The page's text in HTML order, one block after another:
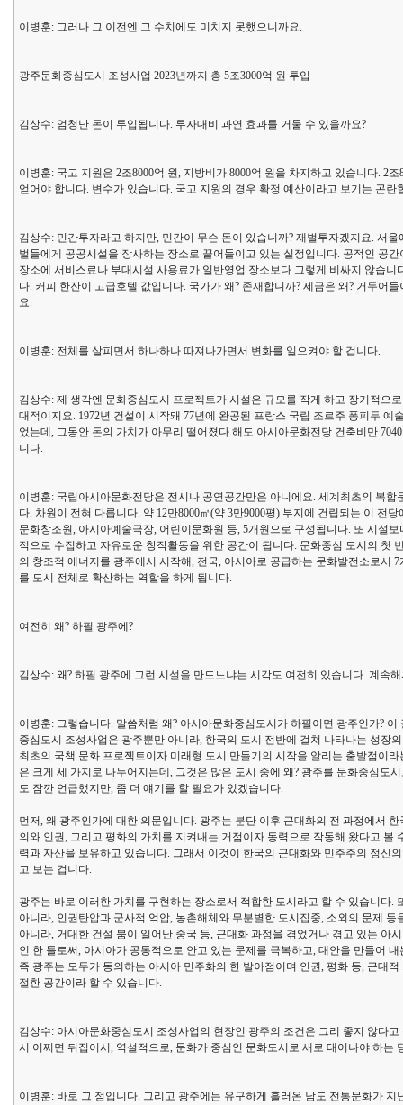
이병훈: 그러나 그 이전엔 그 수치에도 미치지 못했으니까요.
광주문화중심도시 조성사업 2023년까지 총 5조3000억 원 투입
김상수: 엄청난 돈이 투입됩니다. 투자대비 과연 효과를 거둘 수 있을까요?
이병훈: 국고 지원은 2조8000억 원, 지방비가 8000억 원을 차지하고 있습니다. 2
얻어야 합니다. 변수가 있습니다. 국고 지원의 경우 확정 예산이라고 보기는 곤란
김상수: 민간투자라고 하지만, 민간이 무슨 돈이 있습니까? 재벌투자겠지요. 서
벌들에게 공공시설을 장사하는 장소로 끌어들이고 있는 실정입니다. 공적인 공
장소에 서비스료나 부대시설 사용료가 일반영업 장소보다 그렇게 비싸지 않습
다. 커피 한잔이 고급호텔 값입니다. 국가가 왜? 존재합니까? 세금은 왜? 거두어
요.
이병훈: 전체를 살피면서 하나하나 따져나가면서 변화를 일으켜야 할 겁니다.
김상수: 제 생각엔 문화중심도시 프로젝트가 시설은 규모를 작게 하고 장기적으
대적이지요. 1972년 건설이 시작돼 77년에 완공된 프랑스 국립 조르주 퐁피두 예
었는데, 그동안 돈의 가치가 아무리 떨어졌다 해도 아시아문화전당 건축비만
니다.
이병훈: 국립아시아문화전당은 전시나 공연공간만은 아니에요. 세계최초의 복
다. 차원이 전혀 다릅니다. 약 12만8000㎡(약 3만9000평) 부지에 건립되는 이 전
문화창조원, 아시아예술극장, 어린이문화원 등, 5개원으로 구성됩니다. 또 시설
적으로 수집하고 자유로운 창작활동을 위한 공간이 됩니다. 문화중심 도시의 첫
의 창조적 에너지를 광주에서 시작해, 전국, 아시아로 공급하는 문화발전소로서
를 도시 전체로 확산하는 역할을 하게 됩니다.
여전히 왜? 하필 광주에?
김상수: 왜? 하필 광주에 그런 시설을 만드느냐는 시각도 여전히 있습니다. 계속
이병훈: 그렇습니다. 말씀처럼 왜? 아시아문화중심도시가 하필이면 광주인가?
중심도시 조성사업은 광주뿐만 아니라, 한국의 도시 전반에 걸쳐 나타나는 성장
최초의 국책 문화 프로젝트이자 미래형 도시 만들기의 시작을 알리는 출발점이
은 크게 세 가지로 나누어지는데, 그것은 많은 도시 중에 왜? 광주를 문화중심도
도 잠깐 언급했지만, 좀 더 얘기를 할 필요가 있겠습니다.
먼저, 왜 광주인가에 대한 의문입니다. 광주는 분단 이후 근대화의 전 과정에서
의와 인권, 그리고 평화의 가치를 지켜내는 거점이자 동력으로 작동해 왔다고
력과 자산을 보유하고 있습니다. 그래서 이것이 한국의 근대화와 민주주의 정신
고 보는 겁니다.
광주는 바로 이러한 가치를 구현하는 장소로서 적합한 도시라고 할 수 있습니다
아니라, 인권탄압과 군사적 억압, 농촌해체와 무분별한 도시집중, 소외의 문제
아니라, 거대한 건설 붐이 일어난 중국 등, 근대화 과정을 겪었거나 겪고 있는
인 한 틀로써, 아시아가 공통적으로 안고 있는 문제를 극복하고, 대안을 만들어
즉 광주는 모두가 동의하는 아시아 민주화의 한 발아점이며 인권, 평화 등, 근대
절한 공간이라 할 수 있습니다.
김상수: 아시아문화중심도시 조성사업의 현장인 광주의 조건은 그리 좋지 않다
서 어쩌면 뒤집어서, 역설적으로, 문화가 중심인 문화도시로 새로 태어나야 하는
이병훈: 바로 그 점입니다. 그리고 광주에는 유구하게 흘러온 남도 전통문화가